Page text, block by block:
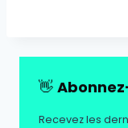
👋
Recevez les